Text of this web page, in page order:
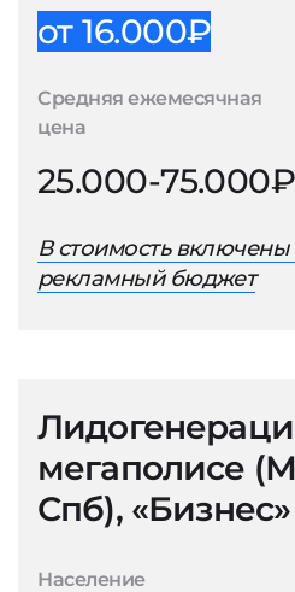
от 16.000₽
Средняя ежемесячная
цена
25.000-75.000₽
В стоимость включены
рекламный бюджет
мегаполисе
Спб), «Бизнес»
Население